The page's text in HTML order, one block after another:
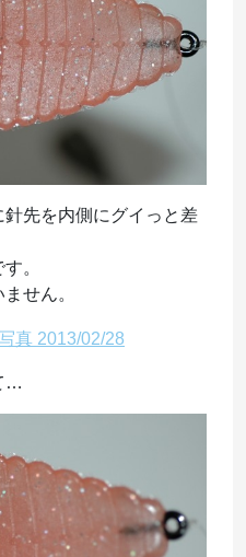
先を内側にグイっと差
。
せん。
…